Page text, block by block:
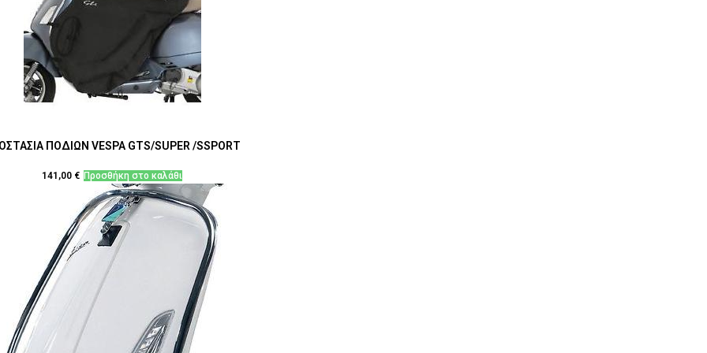
ΠΟΔΙΩΝ VESPA GTS/SUPER /SSPORT
141,00 € Προσθήκη στο καλάθι